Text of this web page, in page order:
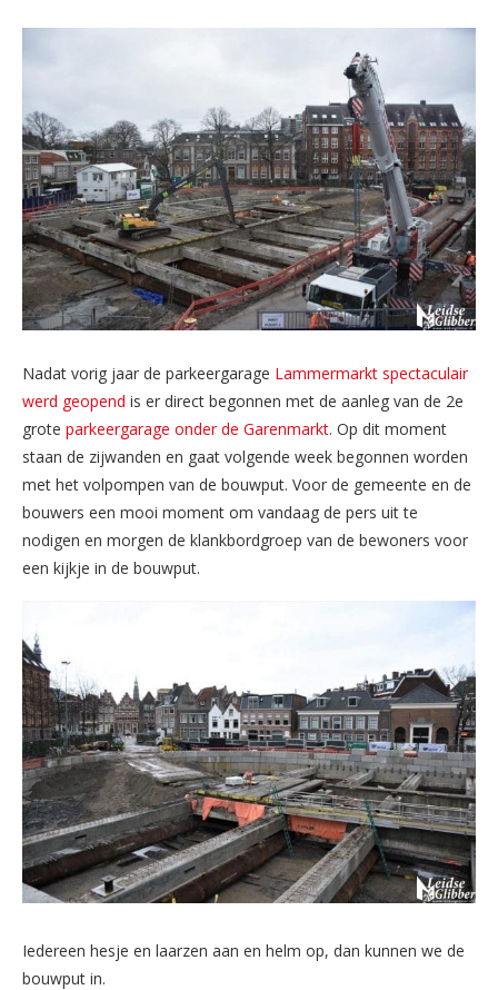
Nadat vorig jaar de parkeergarage Lammermarkt spectaculair
werd geopend is er direct begonnen met de aanleg van de 2e
grote parkeergarage onder de Garenmarkt. Op dit moment
staan de zijwanden en gaat volgende week begonnen worden
met het volpompen van de bouwput. Voor de gemeente en de
bouwers een mooi moment om vandaag de pers uit te
nodigen en morgen de klankbordgroep van de bewoners voor
een kijkje in de bouwput.
Iedereen hesje en laarzen aan en helm op, dan kunnen we de
bouwput in.